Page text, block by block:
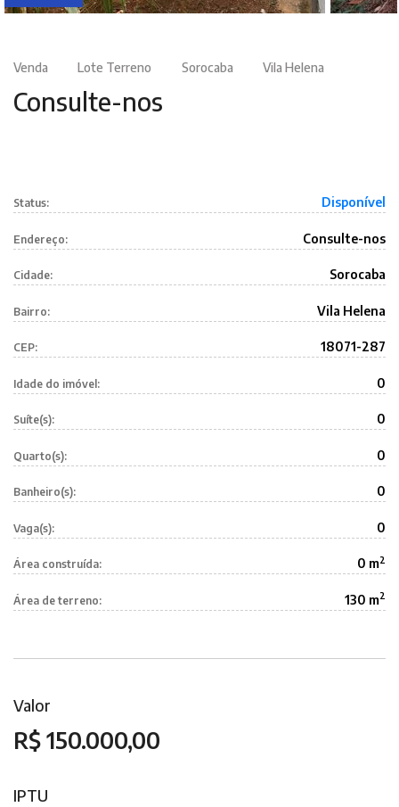
Venda Lote Terreno Sorocaba Vila Helena
Consulte-nos
Status: Disponível
Endereço: Consulte-nos
Cidade: Sorocaba
Bairro: Vila Helena
CEP: 18071-287
Idade do imóvel: 0
Suíte(s): 0
Quarto(s): 0
Banheiro(s): 0
Vaga(s): 0
Área construída: 0 m2
Área de terreno: 130 m2
Valor
R$ 150.000,00
IPTU